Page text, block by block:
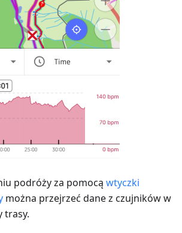
podróży za pomocą wtyczki
można przejrzeć dane z czujników w
trasy.